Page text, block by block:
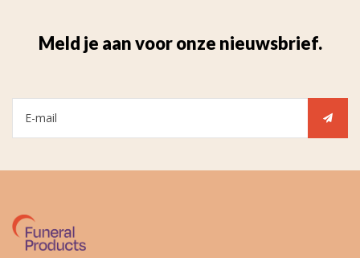
Meld je aan voor onze nieuwsbrief.